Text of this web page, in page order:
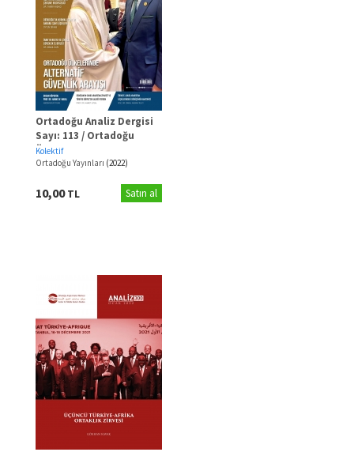
Ortadoğu Analiz Dergisi
Sayı: 113 / Ortadoğu
Ülkelerinde Alternatif
Güvenlik Arayışı
Kolektif
Ortadoğu Yayınları (2022)
10,00TL Satın al